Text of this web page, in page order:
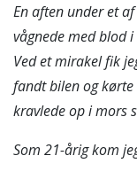
En aften under et
vågnede med blod
Ved et mirakel fik
fandt bilen og
kravlede op i mors
Som 21-årig kom